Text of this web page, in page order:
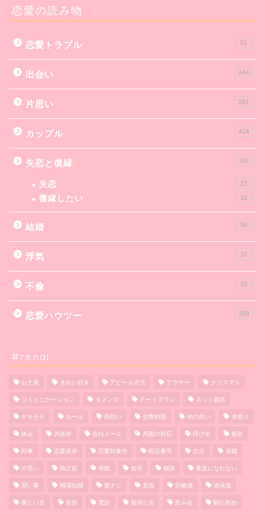
恋愛の読み物
恋愛トラブル 51
出会い 244
片思い 261
カップル 424
失恋と復縁 89
失恋 22
復縁したい 18
結婚 86
浮気 37
不倫 15
恋愛ハウツー 189
#renai
お土産 きれい好き アピール方法 アラサー クリスマス
コミュニケーション ダメンズ デートプラン ネット婚活
ヤキモチ ルール 両想い 交際初期 仲の良い 仲直り
休み 共依存 告白メール 周囲の対応 呼び名 報告
幹事 恋愛依存 恋愛対象外 暗証番号 欠点 涙婚
片思い 独占欲 発散 短所 秘訣 素直になれない
習い事 職場結婚 脈ナシ 見抜 距離感 過保護
重たい女 長所 電話 面倒な女 飲み会 馴れ初め